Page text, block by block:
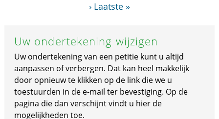
› Laatste »
Uw ondertekening wijzigen
Uw ondertekening van een petitie kunt u altijd
aanpassen of verbergen. Dat kan heel makkelijk
door opnieuw te klikken op de link die we u
toestuurden in de e-mail ter bevestiging. Op de
pagina die dan verschijnt vindt u hier de
mogelijkheden toe.